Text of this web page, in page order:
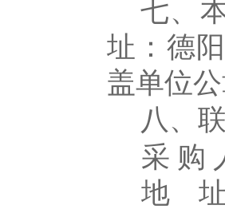
七、
址：德
盖单位
八、
采 购
地 址